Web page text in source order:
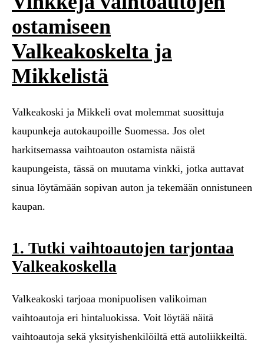
ostamiseen
Valkeakoskelta ja
Mikkelistä
Valkeakoski ja Mikkeli ovat molemmat suosittuja
kaupunkeja autokaupoille Suomessa. Jos olet
harkitsemassa vaihtoauton ostamista näistä
kaupungeista, tässä on muutama vinkki, jotka auttavat
sinua löytämään sopivan auton ja tekemään onnistuneen
kaupan.
1. Tutki vaihtoautojen tarjontaa
Valkeakoskella
Valkeakoski tarjoaa monipuolisen valikoiman
vaihtoautoja eri hintaluokissa. Voit löytää näitä
vaihtoautoja sekä yksityishenkilöiltä että autoliikkeiltä.